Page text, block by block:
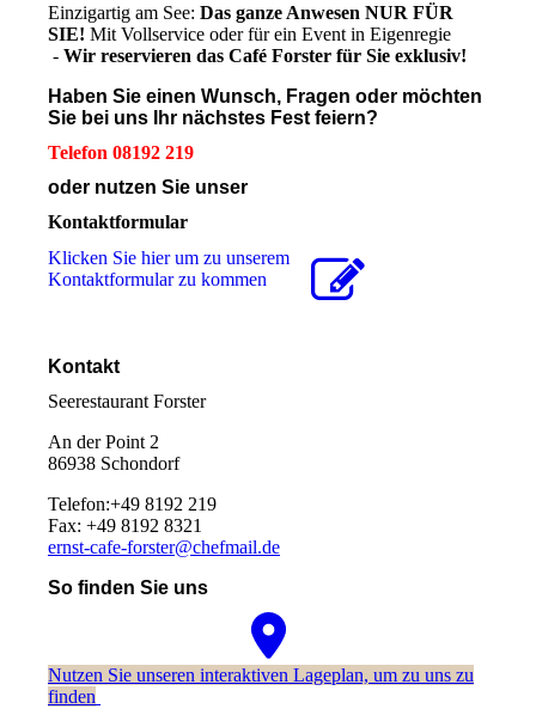
Einzigartig am See: Das ganze Anwesen NUR FÜR
SIE! Mit Vollservice oder für ein Event in Eigenregie
- Wir reservieren das Café Forster für Sie exklusiv!
Haben Sie einen Wunsch, Fragen oder möchten
Sie bei uns Ihr nächstes Fest feiern?
Telefon 08192 219
oder nutzen Sie unser
Kontaktformular
Klicken Sie hier um zu unserem
Kon­takt­for­mu­lar zu kommen
Kontakt
Seerestaurant Forster
An der Point 2
86938 Schondorf
Telefon:+49 8192 219
Fax: +49 8192 8321
ernst-cafe-forster@chefmail.de
So finden Sie uns
Nutzen Sie unseren interaktiven La­ge­plan, um zu uns zu
finden